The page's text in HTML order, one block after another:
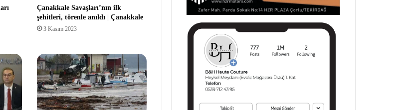
Çanakkale Savaşları’nın ilk
şehitleri, törenle anıldı | Çanakkale
3 Kasım 2023